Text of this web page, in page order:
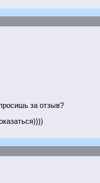
за отзыв?